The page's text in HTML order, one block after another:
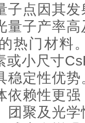
子点因其
量子产率
热门材料
或小尺寸
稳定性优
依赖性更
团聚及光